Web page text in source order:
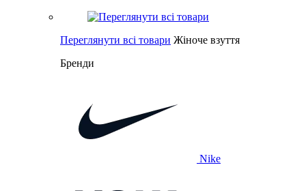
Переглянути всі товари Жіноче взуття
Бренди
Nike